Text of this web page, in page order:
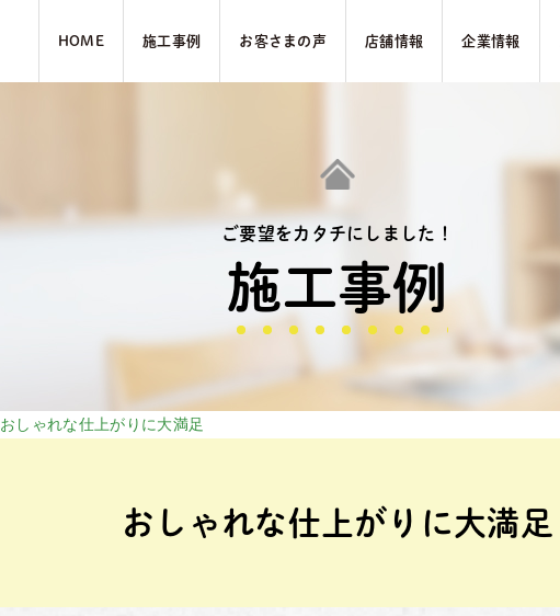
HOME 施⼯事例 お客さまの声 店舗情報 企業情報
ご要望をカタチにしました！
施⼯事例
おしゃれな仕上がりに大満足
おしゃれな仕上がりに大満足